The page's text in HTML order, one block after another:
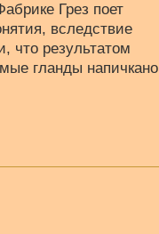
Грез поет
вследствие
что результатом
гланды напичкано